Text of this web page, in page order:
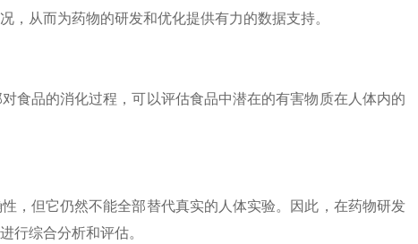
从而为药物的研发和优化提供有力的数据支持。
食品的消化过程，可以评估食品中潜在的有害物质在人体内的
，但它仍然不能全部替代真实的人体实验。因此，在药物研发
行综合分析和评估。